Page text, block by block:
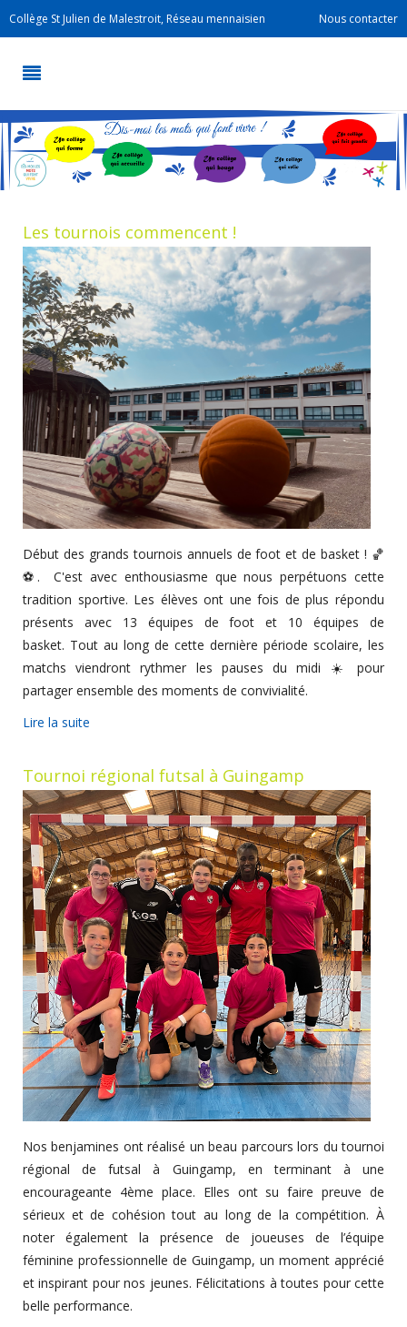
Collège St Julien de Malestroit, Réseau mennaisien Nous contacter
Les tournois commencent !
Début des grands tournois annuels de foot et de basket ! 🏀
⚽. C'est avec enthousiasme que nous perpétuons cette
tradition sportive. Les élèves ont une fois de plus répondu
présents avec 13 équipes de foot et 10 équipes de
basket. Tout au long de cette dernière période scolaire, les
matchs viendront rythmer les pauses du midi ☀️ pour
partager ensemble des moments de convivialité.
Lire la suite
Tournoi régional futsal à Guingamp
Nos benjamines ont réalisé un beau parcours lors du tournoi
régional de futsal à Guingamp, en terminant à une
encourageante 4ème place. Elles ont su faire preuve de
sérieux et de cohésion tout au long de la compétition. À
noter également la présence de joueuses de l’équipe
féminine professionnelle de Guingamp, un moment apprécié
et inspirant pour nos jeunes. Félicitations à toutes pour cette
belle performance.